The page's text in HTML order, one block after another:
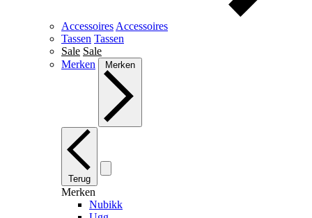
Accessoires Accessoires
Tassen Tassen
Sale Sale
Merken
Merken
Terug
Merken
Nubikk